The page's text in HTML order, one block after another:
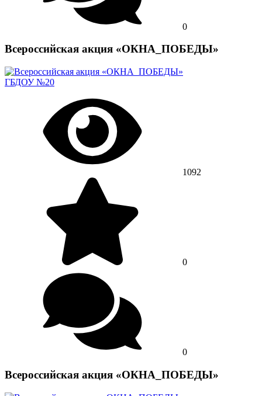
0
Всероссийская акция «ОКНА_ПОБЕДЫ»
ГБДОУ №20
1092
0
0
Всероссийская акция «ОКНА_ПОБЕДЫ»